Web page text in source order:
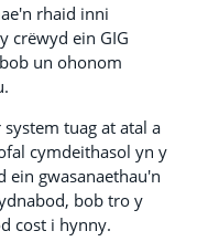
rhaid inni
crëwyd ein GIG
un ohonom
tuag at atal a
cymdeithasol yn y
ein gwasanaethau'n
bob tro y
cost i hynny.